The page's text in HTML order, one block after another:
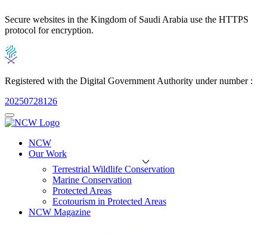
Secure websites in the Kingdom of Saudi Arabia use the HTTPS
protocol for encryption.
Registered with the Digital Government Authority under number :
20250728126
NCW
Our Work
Terrestrial Wildlife Conservation
Marine Conservation
Protected Areas
Ecotourism in Protected Areas
NCW Magazine